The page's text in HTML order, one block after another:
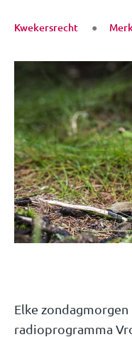
Kwekersrecht
Elke
radioprogramma